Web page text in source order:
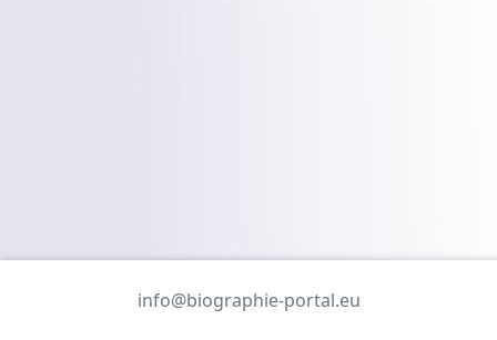
info@biographie-portal.eu